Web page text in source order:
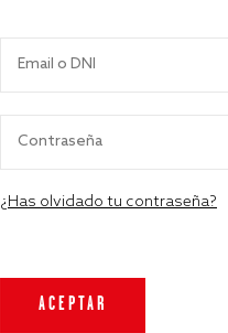
¿Has olvidado tu contraseña?